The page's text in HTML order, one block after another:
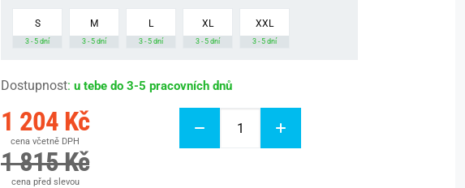
S
3 - 5 dní
M
3 - 5 dní
L
3 - 5 dní
XL
3 - 5 dní
XXL
3 - 5 dní
Dostupnost: u tebe do 3-5 pracovních dnů
1 204 Kč
cena včetně DPH
1 815 Kč
cena před slevou